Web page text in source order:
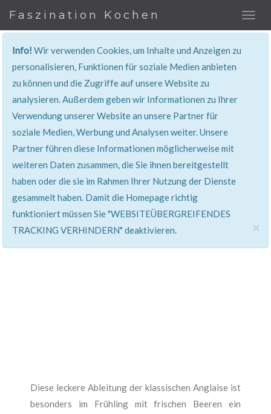
Faszination Kochen
Info!Wir verwenden Cookies, um Inhalte und Anzeigen zu
personalisieren, Funktionen für soziale Medien anbieten
zu können und die Zugriffe auf unsere Website zu
analysieren. Außerdem geben wir Informationen zu Ihrer
Verwendung unserer Website an unsere Partner für
soziale Medien, Werbung und Analysen weiter. Unsere
Partner führen diese Informationen möglicherweise mit
weiteren Daten zusammen, die Sie ihnen bereitgestellt
haben oder die sie im Rahmen Ihrer Nutzung der Dienste
gesammelt haben. Damit die Homepage richtig
funktioniert müssen Sie "WEBSITEÜBERGREIFENDES
TRACKING VERHINDERN" deaktivieren.
×
REZEPT
Super erklärt & lecker...!
Diese leckere Ableitung der klassischen Anglaise ist
besonders im Frühling mit frischen Beeren ein